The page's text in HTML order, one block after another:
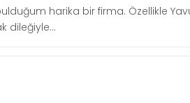
harika bir firma. Özellikle
dileğiyle...